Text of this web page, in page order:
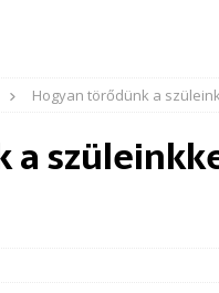
Hogyan törődünk a